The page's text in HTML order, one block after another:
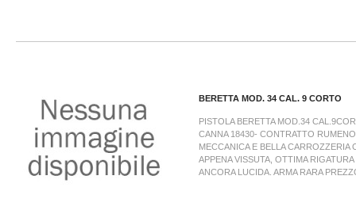
BERETTA MOD. 34 CAL. 9 CORTO
PISTOLA BERETTA MOD.34
CANNA 18430- CONTRATTO
MECCANICA E BELLA CARROZZERIA
APPENA VISSUTA, OTTIMA
ANCORA LUCIDA. ARMA RARA